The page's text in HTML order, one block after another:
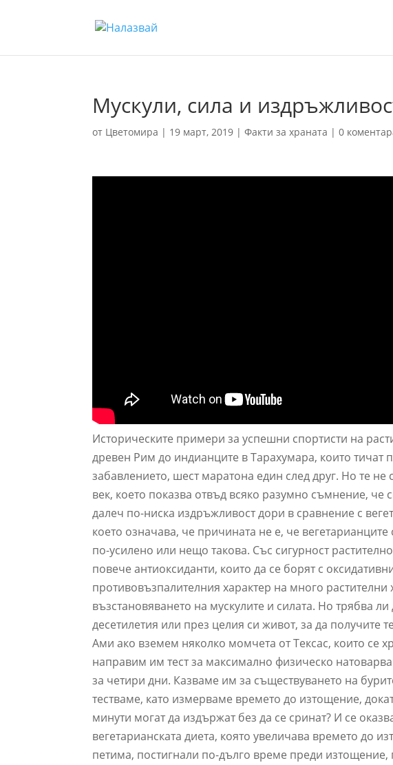
Мускули, сила и
от Цветомира | 19 март, 2019 |Факти за храната |0
Историческите примери за успешни спортисти на
древен Рим до индианците в Тарахумара, които тичат
забавлението, шест маратона един след друг. Но те
век, което показва отвъд всяко разумно съмнение, че
далеч по-ниска издръжливост дори в сравнение с
което означава, че причината не е, че
по-усилено или нещо такова. Със сигурност
повече антиоксиданти, които да се борят с
противовъзпалителния характер на много растителни
възстановяването на мускулите и силата. Но трябва
десетилетия или през целия си живот, за да получите
Ами ако вземем няколко момчета от Тексас, които се
направим им тест за максимално физическо
за четири дни. Казваме им за съществуването на
тестваме, като измерваме времето до изтощение,
минути могат да издържат без да се сринат? И се
вегетарианската диета, която увеличава времето до
петима, постигнали по-дълго време преди изтощение,